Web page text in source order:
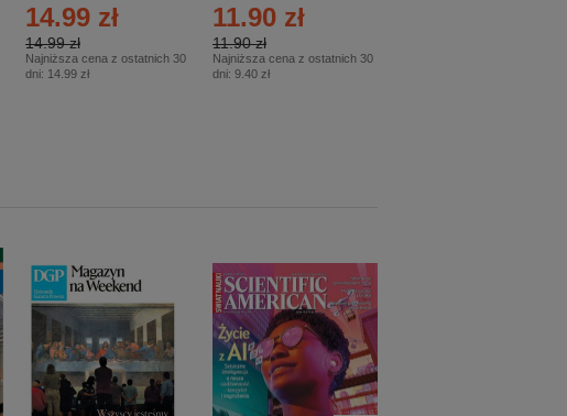
14.99 zł
14.99 zł
Najniższa cena z ostatnich 30
dni: 14.99 zł
11.90 zł
11.90 zł
Najniższa cena z ostatnich 30
dni: 9.40 zł